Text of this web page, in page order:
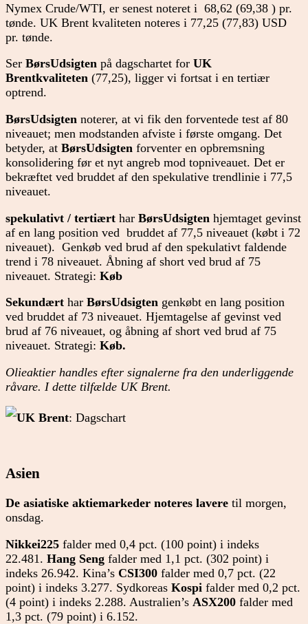
Nymex Crude/WTI, er senest noteret i 68,62 (69,38 ) pr.
tønde. UK Brent kvaliteten noteres i 77,25 (77,83) USD
pr. tønde.
Ser BørsUdsigten på dagschartet for UK
Brentkvaliteten (77,25), ligger vi fortsat i en tertiær
optrend.
BørsUdsigten noterer, at vi fik den forventede test af 80
niveauet; men modstanden afviste i første omgang. Det
betyder, at BørsUdsigten forventer en opbremsning
konsolidering før et nyt angreb mod topniveauet. Det er
bekræftet ved bruddet af den spekulative trendlinie i 77,5
niveauet.
spekulativt / tertiært har BørsUdsigten hjemtaget gevinst
af en lang position ved bruddet af 77,5 niveauet (købt i 72
niveauet). Genkøb ved brud af den spekulativt faldende
trend i 78 niveauet. Åbning af short ved brud af 75
niveauet. Strategi: Køb
Sekundært har BørsUdsigten genkøbt en lang position
ved bruddet af 73 niveauet. Hjemtagelse af gevinst ved
brud af 76 niveauet, og åbning af short ved brud af 75
niveauet. Strategi: Køb.
Olieaktier handles efter signalerne fra den underliggende
råvare. I dette tilfælde UK Brent.
UK Brent: Dagschart
Asien
De asiatiske aktiemarkeder noteres lavere til morgen,
onsdag.
Nikkei225 falder med 0,4 pct. (100 point) i indeks
22.481. Hang Seng falder med 1,1 pct. (302 point) i
indeks 26.942. Kina’s CSI300 falder med 0,7 pct. (22
point) i indeks 3.277. Sydkoreas Kospi falder med 0,2 pct.
(4 point) i indeks 2.288. Australien’s ASX200 falder med
1,3 pct. (79 point) i 6.152.